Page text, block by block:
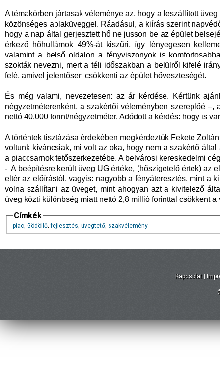
A témakörben jártasak véleménye az, hogy a leszállított
közönséges ablaküveggel. Ráadásul, a kiírás szerint
hogy a nap által gerjesztett hő ne jusson be az épület
érkező hőhullámok 49%-át kiszűri, így lényegesen
valamint a belső oldalon a fényviszonyok is
szokták nevezni, mert a téli időszakban a belülről kifelé
felé, amivel jelentősen csökkenti az épület hőveszteségét.
És még valami, nevezetesen: az ár kérdése. Kértünk
négyzetméterenként, a szakértői véleményben szereplőé
nettó 40.000 forint/négyzetméter. Adódott a kérdés: hogy is
A történtek tisztázása érdekében megkérdeztük Fekete
voltunk kíváncsiak, mi volt az oka, hogy nem a szakértő
a piaccsarnok tetőszerkezetébe. A belvárosi kereskedelmi
- A beépítésre került üveg UG értéke, (hőszigetelő érték) az
eltér az előírástól, vagyis: nagyobb a fényáteresztés, mint a
volna szállítani az üveget, mint ahogyan azt a kivitelező
üveg közti különbség miatt nettó 2,8 millió forinttal csökkent
Címkék
piac, Gödöllő,fejlesztés, üvegtető, szakvélemény
Kapcsolat |